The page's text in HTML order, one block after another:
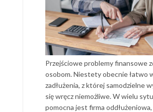
Przejściowe problemy finansowe
osobom. Niestety obecnie łatwo
zadłużenia, z której samodzielne
się wręcz niemożliwe. W wielu
pomocna jest firma